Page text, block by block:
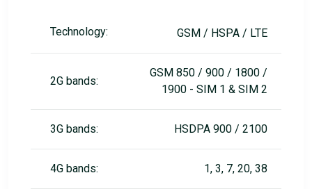
Technology: GSM / HSPA / LTE
2G bands:
GSM 850 / 900 / 1800 /
1900 - SIM 1 & SIM 2
3G bands: HSDPA 900 / 2100
4G bands: 1, 3, 7, 20, 38